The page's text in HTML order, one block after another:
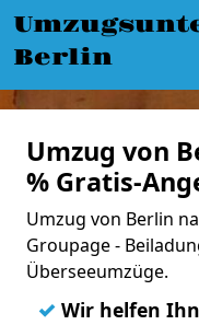
Berlin
Umzug von
% Gratis-
Umzug von Berlin
Groupage -
Überseeumzüge.
✓ Wir helfen